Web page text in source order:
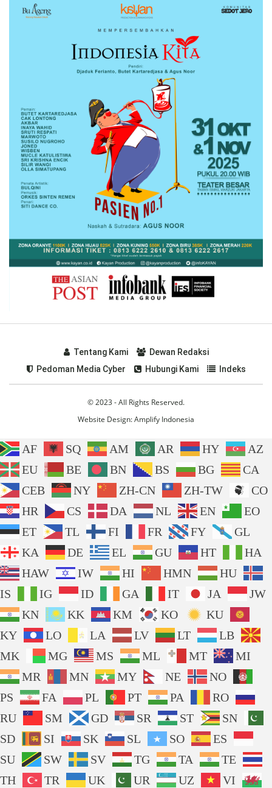
Tentang Kami
Dewan Redaksi
Pedoman Media Cyber
Hubungi Kami Indeks
© 2023 - All Rights Reserved.
Website Design:Amplify Indonesia
AF SQ AM AR HY
AZ
EU
BE BN BS BG
CA
CEB
NY ZH-CN ZH-TW
CO
HR
CS DA NL EN
EO
ET
TL FI FR FY
GL
KA
DE EL GU HT
HA
HAW
IW HI HMN
HU
IS
IG ID GA IT JA
JW
KN
KK KM KO
KU
KY
LO LA LV LT
LB
MK
MG MS ML MT
MI
MR
MN MY NE
NO
PS
FA PL PT PA
RO
RU
SM GD SR ST
SN
SD
SI SK SL SO
ES
SU
SW SV TG TA
TE
TH
TR UK UR UZ VI